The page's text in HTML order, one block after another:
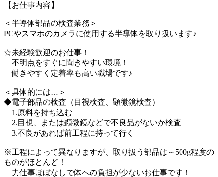
【お仕事内容】
＜半導体部品の検査業務＞
PCやスマホのカメラに使用する半導体を取り扱います♪
☆未経験歓迎のお仕事！
不明点をすぐに聞きやすい環境！
働きやすく定着率も高い職場です♪
＜具体的には…＞
◆電子部品の検査（目視検査、顕微鏡検査）
1.原料を持ち込む
2.目視、または顕微鏡などで不良品がないか検査
3.不良があれば前工程に持って行く
※工程によって異なりますが、取り扱う部品は～500g程度の
ものがほとんど！
力仕事ほぼなしで体への負担が少ないお仕事です！